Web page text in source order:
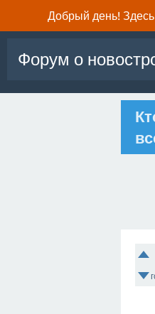
Добрый день!
Форум о